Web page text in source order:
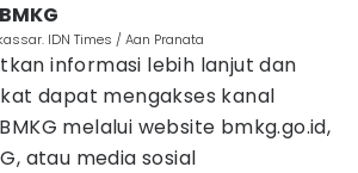
IDN Times / Aan Pranata
informasi lebih lanjut dan
dapat mengakses kanal
melalui website bmkg.go.id,
atau media sosial